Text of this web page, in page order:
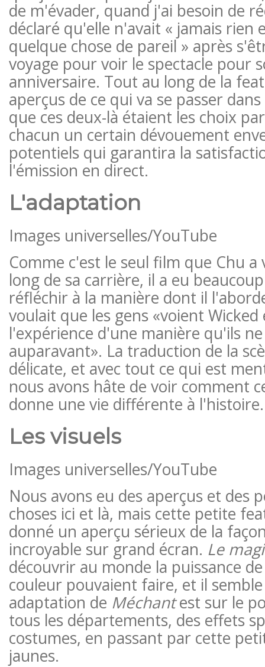
de m'évader, quand j'ai besoin de
déclaré qu'elle n'avait « jamais rien
quelque chose de pareil » après
voyage pour voir le spectacle pour
anniversaire. Tout au long de la
aperçus de ce qui va se passer
que ces deux-là étaient les choix
chacun un certain dévouement
potentiels qui garantira la
l'émission en direct.
L'adaptation
Images universelles/YouTube
Comme c'est le seul film que Chu
long de sa carrière, il a eu
réfléchir à la manière dont il
voulait que les gens «voient
l'expérience d'une manière qu'ils
auparavant». La traduction de la
délicate, et avec tout ce qui est
nous avons hâte de voir comment
donne une vie différente à l'histoire.
Les visuels
Images universelles/YouTube
Nous avons eu des aperçus et des
choses ici et là, mais cette petite
donné un aperçu sérieux de la
incroyable sur grand écran. Le
découvrir au monde la puissance
couleur pouvaient faire, et il
adaptation de Méchantest sur le
tous les départements, des effets
costumes, en passant par cette
jaunes.